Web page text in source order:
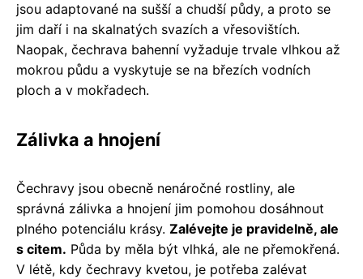
jsou adaptované na sušší a chudší půdy, a proto se
jim daří i na skalnatých svazích a vřesovištích.
Naopak, čechrava bahenní vyžaduje trvale vlhkou až
mokrou půdu a vyskytuje se na březích vodních
ploch a v mokřadech.
Zálivka a hnojení
Čechravy jsou obecně nenáročné rostliny, ale
správná zálivka a hnojení jim pomohou dosáhnout
plného potenciálu krásy. Zalévejte je pravidelně, ale
s citem. Půda by měla být vlhká, ale ne přemokřená.
V létě, kdy čechravy kvetou, je potřeba zalévat